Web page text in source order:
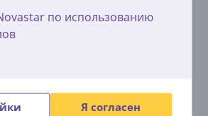
по использованию
Я согласен
GA.MA Keration 3D Therapy